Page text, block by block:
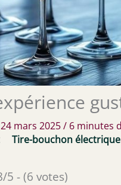
24 mars 2025/ 6 minutes
Tire-bouchon électrique
5 - (6 votes)